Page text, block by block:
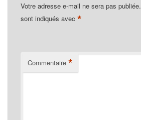
Votre adresse e-mail ne sera pas publiée.
sont indiqués avec *
Commentaire *